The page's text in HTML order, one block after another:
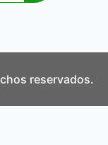
reservados.